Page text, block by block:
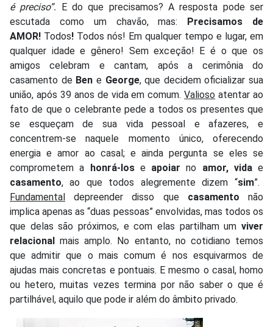
é preciso”. E do que precisamos? A resposta pode ser
escutada como um chavão, mas: Precisamos de
AMOR! Todos! Todos nós! Em qualquer tempo e lugar, em
qualquer idade e gênero! Sem exceção! E é o que os
amigos celebram e cantam, após a cerimônia do
casamento de Ben e George, que decidem oficializar sua
união, após 39 anos de vida em comum.Valioso atentar ao
fato de que o celebrante pede a todos os presentes que
se esqueçam de sua vida pessoal e afazeres, e
concentrem-se naquele momento único, oferecendo
energia e amor ao casal; e ainda pergunta se eles se
comprometem a honrá-los e apoiarno amor, vida e
casamento, ao que todos alegremente dizem “sim”.
Fundamental depreender disso que casamento não
implica apenas as “duas pessoas” envolvidas, mas todos os
que delas são próximos, e com elas partilham um viver
relacionalmais amplo. No entanto, no cotidiano temos
que admitir que o mais comum é nos esquivarmos de
ajudas mais concretas e pontuais. E mesmo o casal, homo
ou hetero, muitas vezes termina por não saber o que é
partilhável, aquilo que pode ir além do âmbito privado.